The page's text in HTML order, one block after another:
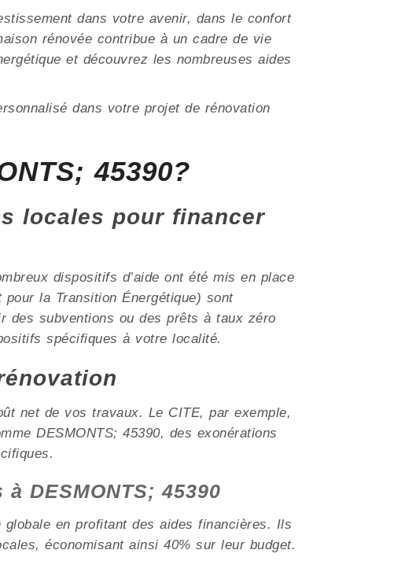
dans votre avenir, dans le confort
rénovée contribue à un cadre de vie
et découvrez les nombreuses aides
dans votre projet de rénovation
45390?
locales pour financer
dispositifs d’aide ont été mis en place
la Transition Énergétique) sont
des subventions ou des prêts à taux zéro
spécifiques à votre localité.
net de vos travaux. Le CITE, par exemple,
DESMONTS; 45390, des exonérations
DESMONTS; 45390
en profitant des aides financières. Ils
économisant ainsi 40% sur leur budget.